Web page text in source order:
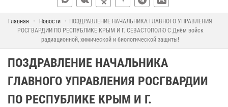
Главная Новости
ПОЗДРАВЛЕНИЕ НАЧАЛЬНИКА ГЛАВНОГО УПРАВЛЕНИЯ
РОСГВАРДИИ ПО РЕСПУБЛИКЕ КРЫМ И Г. СЕВАСТОПОЛЮ С Днём войск
радиационной, химической и биологической защиты!
ПОЗДРАВЛЕНИЕ НАЧАЛЬНИКА
ГЛАВНОГО УПРАВЛЕНИЯ РОСГВАРДИИ
ПО РЕСПУБЛИКЕ КРЫМ И Г.